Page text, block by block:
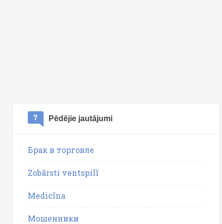
Pēdējie jautājumi
Брак в торговле
Zobārsti ventspilī
Medicīna
Мошенники